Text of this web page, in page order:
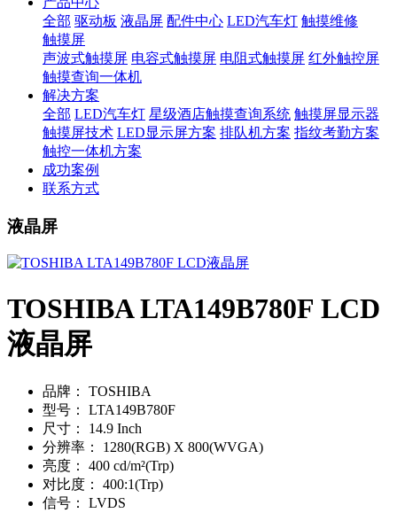
全部 驱动板 液晶屏 配件中心 LED汽车灯 触摸维修
触摸屏
声波式触摸屏 电容式触摸屏 电阻式触摸屏 红外触控屏
触摸查询一体机
解决方案
全部 LED汽车灯 星级酒店触摸查询系统 触摸屏显示器
触摸屏技术 LED显示屏方案 排队机方案 指纹考勤方案
触控一体机方案
成功案例
联系方式
液晶屏
TOSHIBA LTA149B780F LCD
液晶屏
品牌：
TOSHIBA
型号：
LTA149B780F
尺寸：
14.9 Inch
分辨率：
1280(RGB) X 800(WVGA)
亮度：
400 cd/m²(Trp)
对比度：
400:1(Trp)
信号：
LVDS